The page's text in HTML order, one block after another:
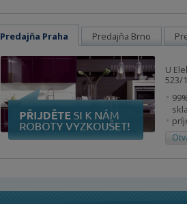
Predajňa Praha Predajňa Brno
U
523/